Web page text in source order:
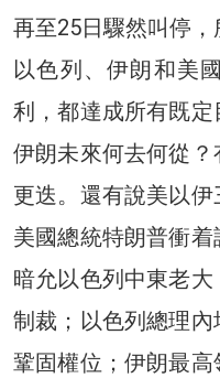
再至25日驟然叫停，
以色列、伊朗和美
利，都達成所有既定
伊朗未來何去何從
更迭。還有說美以伊
美國總統特朗普衝着
暗允以色列中東老
制裁；以色列總理內
鞏固權位；伊朗最